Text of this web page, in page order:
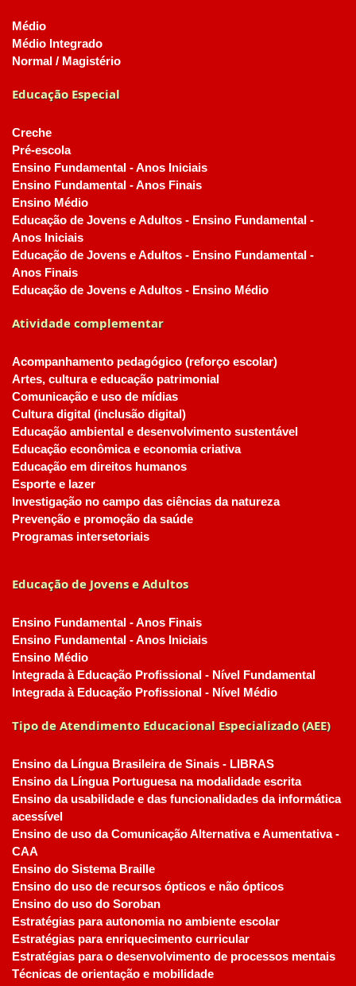
Médio
Médio Integrado
Normal / Magistério
Educação Especial
Creche
Pré-escola
Ensino Fundamental - Anos Iniciais
Ensino Fundamental - Anos Finais
Ensino Médio
Educação de Jovens e Adultos - Ensino Fundamental -
Anos Iniciais
Educação de Jovens e Adultos - Ensino Fundamental -
Anos Finais
Educação de Jovens e Adultos - Ensino Médio
Atividade complementar
Acompanhamento pedagógico (reforço escolar)
Artes, cultura e educação patrimonial
Comunicação e uso de mídias
Cultura digital (inclusão digital)
Educação ambiental e desenvolvimento sustentável
Educação econômica e economia criativa
Educação em direitos humanos
Esporte e lazer
Investigação no campo das ciências da natureza
Prevenção e promoção da saúde
Programas intersetoriais
Educação de Jovens e Adultos
Ensino Fundamental - Anos Finais
Ensino Fundamental - Anos Iniciais
Ensino Médio
Integrada à Educação Profissional - Nível Fundamental
Integrada à Educação Profissional - Nível Médio
Tipo de Atendimento Educacional Especializado (AEE)
Ensino da Língua Brasileira de Sinais - LIBRAS
Ensino da Língua Portuguesa na modalidade escrita
Ensino da usabilidade e das funcionalidades da informática
acessível
Ensino de uso da Comunicação Alternativa e Aumentativa -
CAA
Ensino do Sistema Braille
Ensino do uso de recursos ópticos e não ópticos
Ensino do uso do Soroban
Estratégias para autonomia no ambiente escolar
Estratégias para enriquecimento curricular
Estratégias para o desenvolvimento de processos mentais
Técnicas de orientação e mobilidade